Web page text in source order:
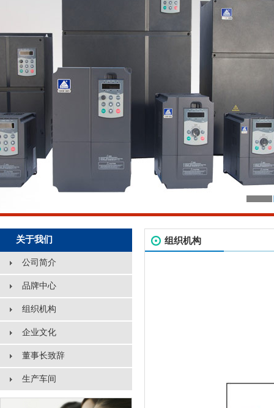
关于我们
公司简介
品牌中心
组织机构
企业文化
董事长致辞
生产车间
组织机构